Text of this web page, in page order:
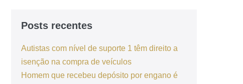
Posts recentes
Autistas com nível de suporte 1 têm direito a
isenção na compra de veículos
Homem que recebeu depósito por engano é